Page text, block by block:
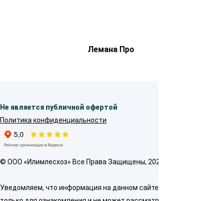
Лемана Про
Не является публичной офертой
Политика конфиденциальности
© OOO «Илимлесхоз» Все Права Защищены, 2026
Уведомляем, что информация на данном сайте предназначена